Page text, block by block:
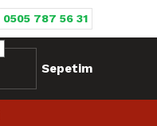
0505 787 56 31
Sepetim